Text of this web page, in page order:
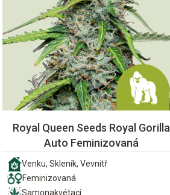
Royal Queen Seeds Royal Gorilla
Auto Feminizovaná
Venku, Skleník, Vevnitř
Feminizovaná
Samonakvétací